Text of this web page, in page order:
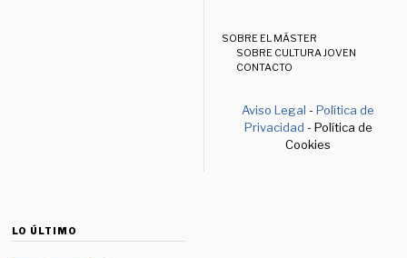
SOBRE EL MÁSTER
SOBRE CULTURA JOVEN
CONTACTO
Aviso Legal -Política de
Privacidad - Política de
Cookies
LO ÚLTIMO